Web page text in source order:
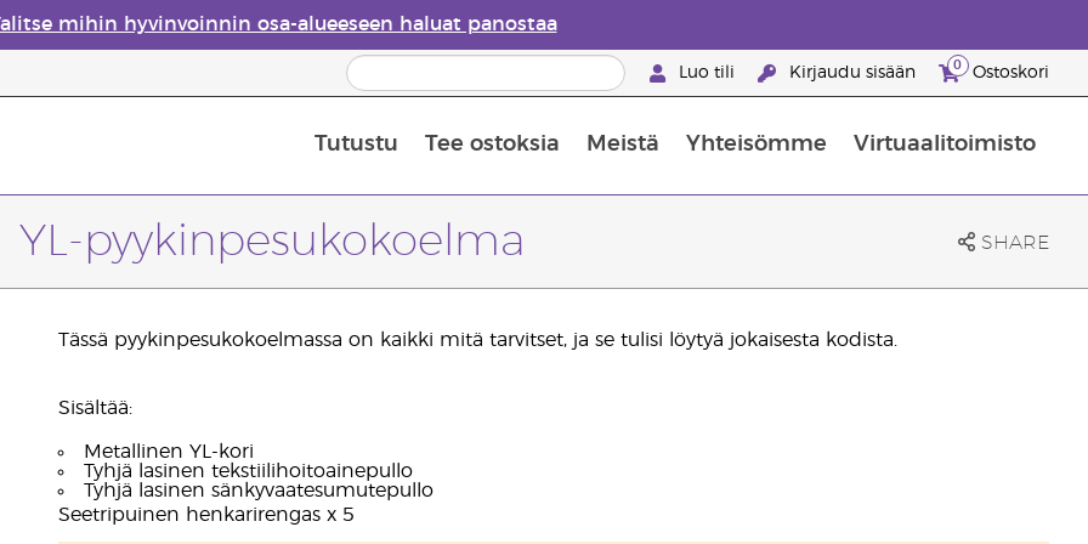
mihin hyvinvoinnin osa-alueeseen haluat panostaa
Luo tili Kirjaudu sisään 0 Ostoskori
Tutustu Tee ostoksia Meistä Yhteisömme Virtuaalitoimisto
YL-pyykinpesukokoelma SHARE
Tässä pyykinpesukokoelmassa on kaikki mitä tarvitset, ja se tulisi löytyä jokaisesta kodista.
Sisältää:
Metallinen YL-kori
Tyhjä lasinen tekstiilihoitoainepullo
Tyhjä lasinen sänkyvaatesumutepullo
Seetripuinen henkarirengas x 5